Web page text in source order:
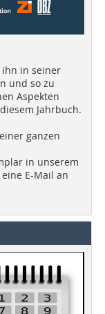
ihn in seiner
und so zu
Aspekten
Jahrbuch.
ganzen
in unserem
E-Mail an